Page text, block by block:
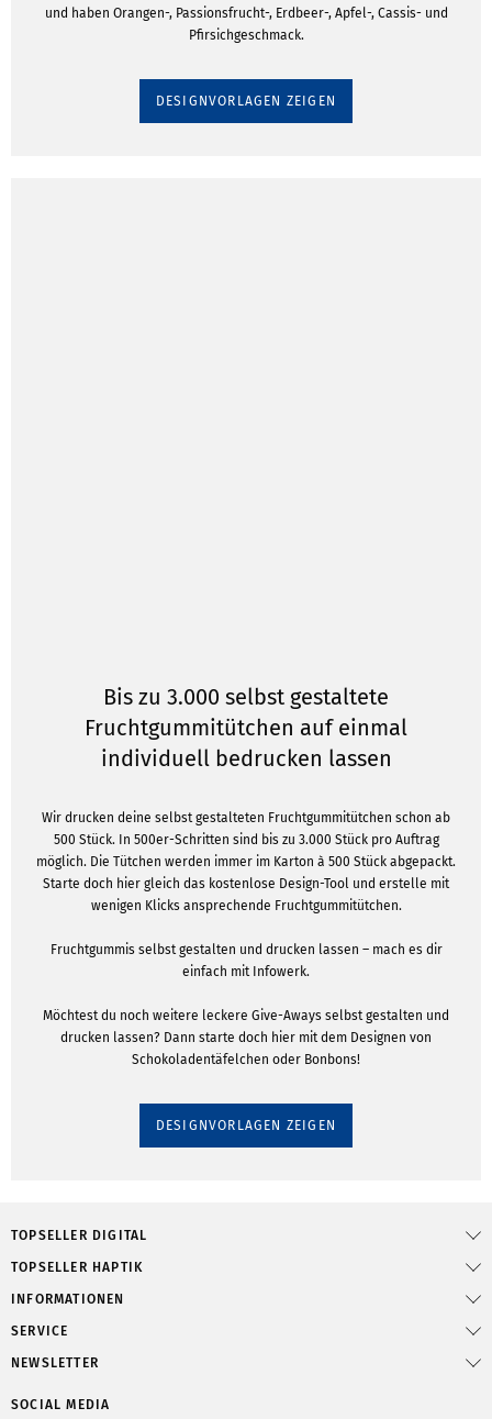
und haben Orangen-, Passionsfrucht-, Erdbeer-, Apfel-, Cassis- und
Pfirsichgeschmack.
DESIGNVORLAGEN ZEIGEN
Bis zu 3.000 selbst gestaltete
Fruchtgummitütchen auf einmal
individuell bedrucken lassen
Wir drucken deine selbst gestalteten Fruchtgummitütchen schon ab
500 Stück. In 500er-Schritten sind bis zu 3.000 Stück pro Auftrag
möglich. Die Tütchen werden immer im Karton à 500 Stück abgepackt.
Starte doch hier gleich das kostenlose Design-Tool und erstelle mit
wenigen Klicks ansprechende Fruchtgummitütchen.
Fruchtgummis selbst gestalten und drucken lassen – mach es dir
einfach mit Infowerk.
Möchtest du noch weitere leckere Give-Aways selbst gestalten und
drucken lassen? Dann starte doch hier mit dem Designen von
Schokoladentäfelchen oder Bonbons!
DESIGNVORLAGEN ZEIGEN
TOPSELLER DIGITAL
TOPSELLER HAPTIK
INFORMATIONEN
SERVICE
NEWSLETTER
SOCIAL MEDIA